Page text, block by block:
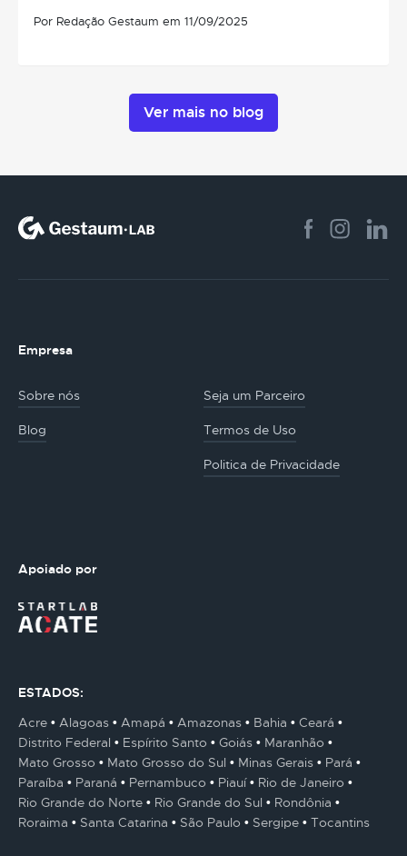
Por Redação Gestaum em 11/09/2025
Ver mais no blog
Empresa
Sobre nós Seja um Parceiro
Blog Termos de Uso
Politica de Privacidade
Apoiado por
ESTADOS:
Acre
Alagoas Amapá Amazonas Bahia
Ceará
Distrito Federal
Espírito Santo Goiás
Maranhão
Mato Grosso
Mato Grosso do Sul Minas Gerais
Pará
Paraíba
Paraná Pernambuco Piauí
Rio de Janeiro
Rio Grande do Norte
Rio Grande do Sul
Rondônia
Roraima
Santa Catarina São Paulo Sergipe Tocantins